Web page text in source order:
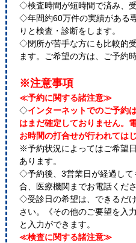
◇検査時間が短時間で済み、
◇年間約60万件の実績がある
りと検査・診断をします。
◇閉所が苦手な方にも比較的
ます。ご希望の方は、ご予約
※注意事項
≪予約に関する諸注意≫
◇インターネットでのご予約
はまだ確定しておりません。
お時間の打合せが行われては
※予約状況によってはご希望
あります。
◇予約後、3営業日が経過して
合、医療機関までお電話くださ
◇受診日の希望は、できるだ
さい。《その他のご要望を入
と入力ができます。
≪検査に関する諸注意≫